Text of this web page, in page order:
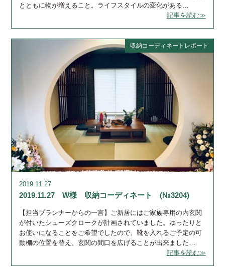
とともに物が増えること。ライフスタイルの変化がある…
記事を読む≫
収納コーディネートレポート
2019.11.27
2019.11.27 W様 収納コーディネート (№3204)
【担当プランナーからの一言】ご新居にはご家族専用の内玄関
が付いたシューズクロークが計画されていました。ゆったりと
お使いになることをご希望でしたので、靴を入れるご予定の可
動棚の位置を替え、玄関の間口を広げることが出来ました…
記事を読む≫